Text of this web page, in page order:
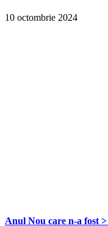
10 octombrie 2024
Anul Nou care n-a fost